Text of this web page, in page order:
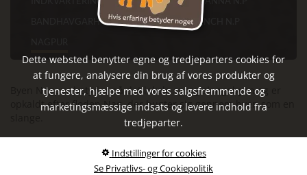
BANDHAVGARH N.P
KANHA N.P
PENCH N.P
Byen Nagpur betyder på det lokale sprog slangebyen og er
opkaldt efter floden Nag, der bugter sig gennem byen som en
Dette websted benytter egne og tredjeparters cookies for
at fungere, analysere din brug af vores produkter og
tjenester, hjælpe med vores salgsfremmende og
marketingsmæssige indsats og levere indhold fra
tredjeparter.
Indstillinger for cookies
Se Privatlivs- og Cookiepolitik